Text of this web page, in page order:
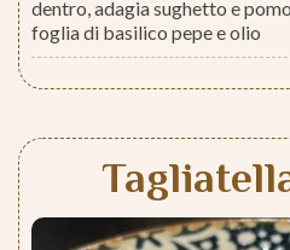
dentro, adagia sughetto e
foglia di basilico pepe e olio